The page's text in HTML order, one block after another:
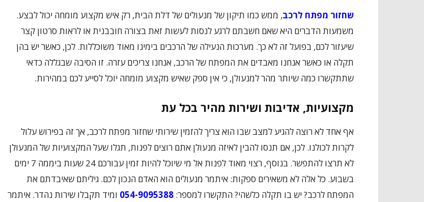
שחזור מפתח לרכב, ממש כמו תיקון של מנעולים של דלת הבית, רק איש מקצוע מומחה יכול לבצע.
משמעות הדברים היא שאם חשבתם לרגע לנסות לעשות זאת בצורה חובבנית או לראות סרטון קצר
שיעזור לכם, בפועל זה לא כך. מערכות הנעילה של הרכבים בימינו מאוד משוכללות. לכן, כאשר יש בהן
תקלה או כאשר אנחנו מאבדים את המפתח של הרכב, אנחנו צריכים עזרה. זו הסיבה שבגללה כדאי
שתתקשרו כמה שיותר מהר למנעולן, כי אין ספק שאיש מקצוע מומחה יוכל לסייע לכם במהירות.
מקצועיות, אדיבות ושירות מהיר בכל עת
אף אחד לא רוצה להגיע למצב שבו הוא צריך להזמין שירותי שחזור מפתח לרכב, אך זה בפירוש עלול
לקרות לכולנו. לכן, אם תנסו להבין לאיזה מנעולן אתם רוצים לפנות, תגלו שעל המקצועיות של המנעולן
לא תרצו להתפשר. בנוסף, רצוי מאוד לפנות אל מי שיוכל להיות זמין עבורכם 24 שעות ביממה 7 ימים
בשבוע. כל אלה לא משאירים ספקות: איתמר מנעולים הוא האדם הנכון לכם. גיליתם שאיבדתם את
המפתח לרכב? יש בו תקלה כלשהי? התקשרו למספר: 054-9095388 ומיד תקבלו שירות נהדר. איתמר